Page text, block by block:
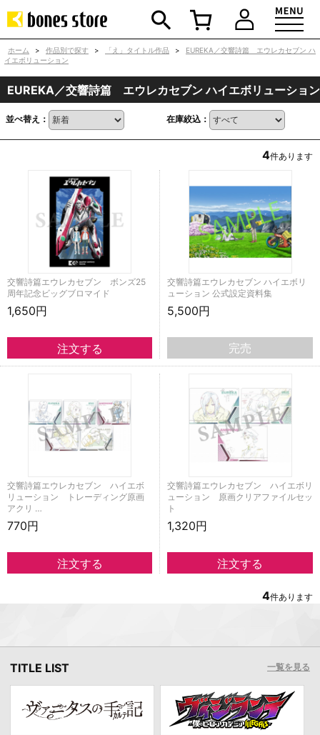
ホーム > 作品別で探す > 「え」タイトル作品 >
EUREKA／交響詩篇 エウレカセブン ハ
イエボリューション
EUREKA／交響詩篇 エウレカセブン ハイエボリューション
並べ替え： 在庫絞込：
4件あります
交響詩篇エウレカセブン ボンズ25
周年記念ビッグブロマイド
1,650円
交響詩篇エウレカセブン ハイエボリ
ューション 公式設定資料集
5,500円
完売
交響詩篇エウレカセブン ハイエボ
リューション トレーディング原画
アクリ …
770円
交響詩篇エウレカセブン ハイエボリ
ューション 原画クリアファイルセッ
ト
1,320円
4件あります
TITLE LIST 一覧を見る